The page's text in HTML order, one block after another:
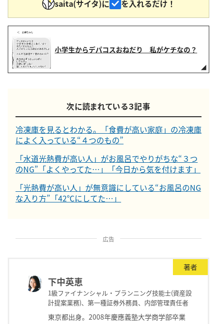
saita(サイタ)に
を入れるだけ！
小学生からデパコスおねだり 私がケチなの？
次に読まれている３記事
冷凍庫を見るとわかる。「食費が高い家庭」の冷凍庫
によく入っている“４つのもの”
「水道光熱費が高い人」がお風呂でやりがちな“３つ
のNG”「よくやってた…」「今日から気を付けます」
「光熱費が高い人」が無意識にしている“お風呂のNG
な入り方”「42℃にしてた…」
広告
著者
下中英恵
1級ファイナンシャル・プランニング技能士(資産設
計提案業務)、第一種証券外務員、内部管理責任者
東京都出身。2008年慶應義塾大学商学部卒業